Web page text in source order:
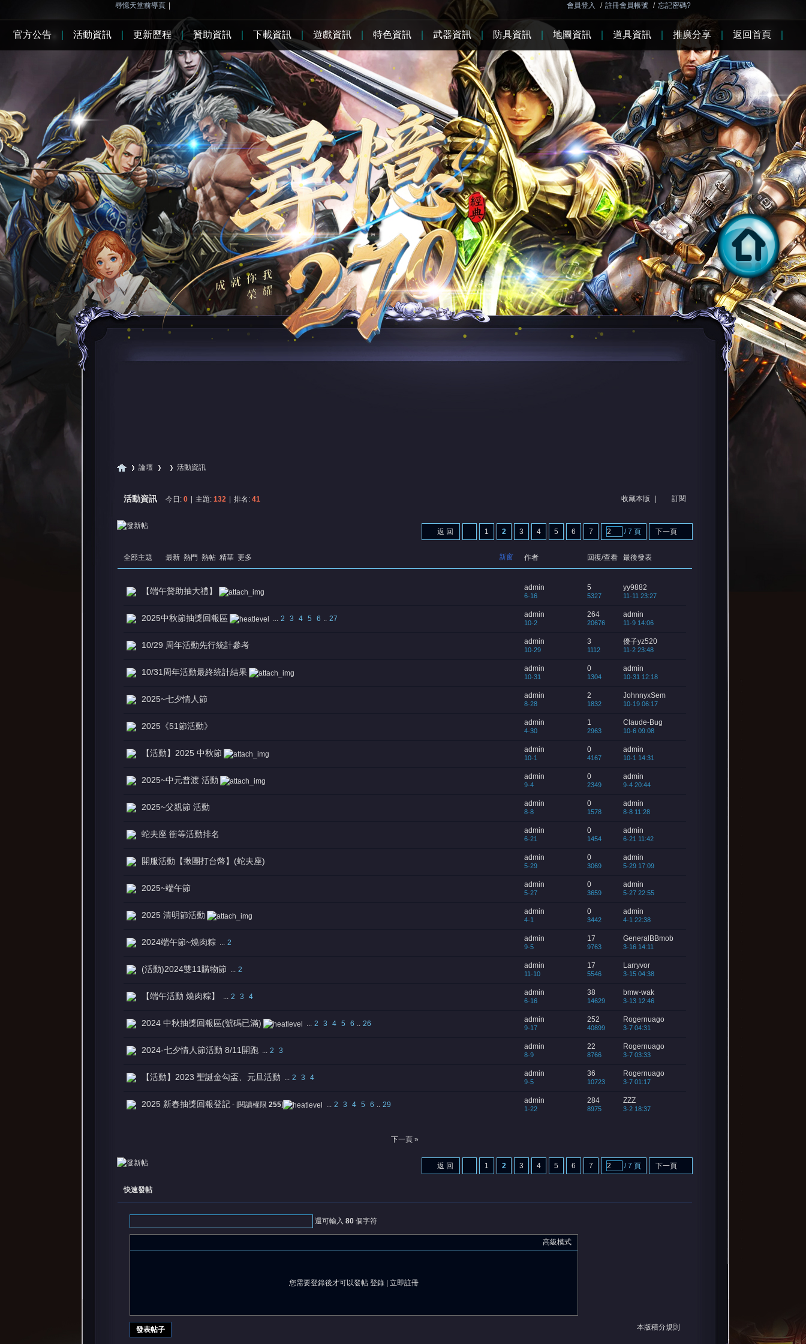
尋憶天堂前導頁 會員登入 / 註冊會員帳號 / 忘記密碼?
尋
論壇 活動資訊
收藏本版 訂閱
活動資訊 今日: 0 主題: 132 排名: 41
1 2 3 4 5 6 7 / 7 頁 下一頁
返 回
新窗
全部主題 最新 熱門 熱帖 精華 更多 作者 回復/查看 最後發表
【端午贊助抽大禮】 admin
6-16
5
5327
yy9882
11-11 23:27
2025中秋節抽獎回報區 ... 2 3 4 5 6 .. 27 admin
10-2
264
20676
admin
11-9 14:06
10/29 周年活動先行統計參考 admin
10-29
3
1112
優子yz520
11-2 23:48
10/31周年活動最終統計結果 admin
10-31
0
1304
admin
10-31 12:18
2025~七夕情人節 admin
8-28
2
1832
JohnnyxSem
10-19 06:17
2025《51節活動》 admin
4-30
1
2963
Claude-Bug
10-6 09:08
【活動】2025 中秋節 admin
10-1
0
4167
admin
10-1 14:31
2025~中元普渡 活動 admin
9-4
0
2349
admin
9-4 20:44
2025~父親節 活動 admin
8-8
0
1578
admin
8-8 11:28
蛇夫座 衝等活動排名 admin
6-21
0
1454
admin
6-21 11:42
開服活動【揪團打台幣】(蛇夫座) admin
5-29
0
3069
admin
5-29 17:09
2025~端午節 admin
5-27
0
3659
admin
5-27 22:55
2025 清明節活動 admin
4-1
0
3442
admin
4-1 22:38
2024端午節~燒肉粽 ... 2 admin
9-5
17
9763
GeneralBBmob
3-16 14:11
(活動)2024雙11購物節 ... 2 admin
11-10
17
5546
Larryvor
3-15 04:38
【端午活動 燒肉粽】 ... 2 3 4 admin
6-16
38
14629
bmw-wak
3-13 12:46
2024 中秋抽獎回報區(號碼已滿) ... 2 3 4 5 6 .. 26 admin
9-17
252
40899
Rogernuago
3-7 04:31
2024-七夕情人節活動 8/11開跑 ... 2 3 admin
8-9
22
8766
Rogernuago
3-7 03:33
【活動】2023 聖誕金勾盃、元旦活動 ... 2 3 4 admin
9-5
36
10723
Rogernuago
3-7 01:17
2025 新春抽獎回報登記- [閱讀權限 255] ... 2 3 4 5 6 .. 29 admin
1-22
284
8975
ZZZ
3-2 18:37
下一頁 »
1 2 3 4 5 6 7 / 7 頁 下一頁
返 回
快速發帖
還可輸入 80個字符
高級模式
您需要登錄後才可以發帖 登錄| 立即註冊
本版積分規則
發表帖子
回首頁